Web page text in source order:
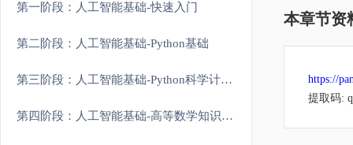
第一阶段：人工智能基础-快速入门
第二阶段：人工智能基础-Python基础
第三阶段：人工智能基础-Python科学计算和可视化
第四阶段：人工智能基础-高等数学知识强化
本章节资
https://
提取码: